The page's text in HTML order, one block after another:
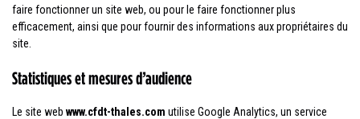
faire fonctionner un site web, ou pour le faire fonctionner plus
efficacement, ainsi que pour fournir des informations aux propriétaires du
site.
Statistiques et mesures d’audience
Le site web www.cfdt-thales.com utilise Google Analytics, un service